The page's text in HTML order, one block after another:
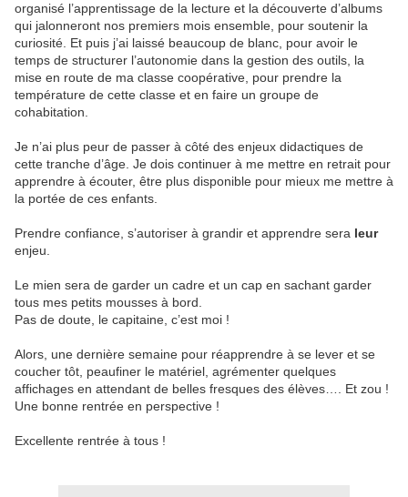
organisé l’apprentissage de la lecture et la découverte d’albums
qui jalonneront nos premiers mois ensemble, pour soutenir la
curiosité. Et puis j’ai laissé beaucoup de blanc, pour avoir le
temps de structurer l’autonomie dans la gestion des outils, la
mise en route de ma classe coopérative, pour prendre la
température de cette classe et en faire un groupe de
cohabitation.
Je n’ai plus peur de passer à côté des enjeux didactiques de
cette tranche d’âge. Je dois continuer à me mettre en retrait pour
apprendre à écouter, être plus disponible pour mieux me mettre à
la portée de ces enfants.
Prendre confiance, s’autoriser à grandir et apprendre sera leur
enjeu.
Le mien sera de garder un cadre et un cap en sachant garder
tous mes petits mousses à bord.
Pas de doute, le capitaine, c’est moi !
Alors, une dernière semaine pour réapprendre à se lever et se
coucher tôt, peaufiner le matériel, agrémenter quelques
affichages en attendant de belles fresques des élèves…. Et zou !
Une bonne rentrée en perspective !
Excellente rentrée à tous !